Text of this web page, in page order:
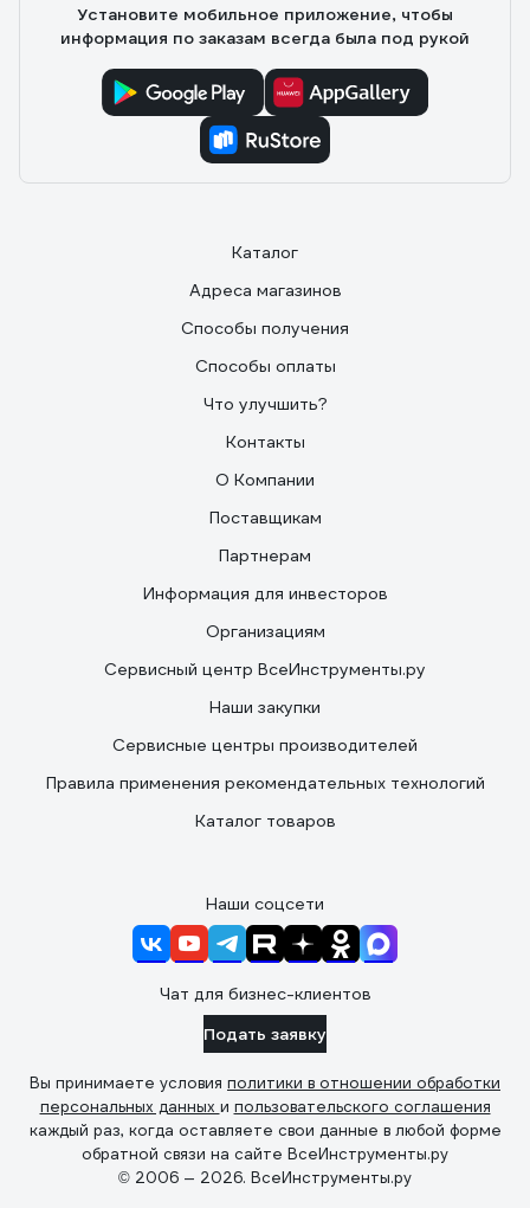
Установите мобильное приложение, чтобы
информация по заказам всегда была под рукой
Каталог
Адреса магазинов
Способы получения
Способы оплаты
Что улучшить?
Контакты
О Компании
Поставщикам
Партнерам
Информация для инвесторов
Организациям
Сервисный центр ВсеИнструменты.ру
Наши закупки
Сервисные центры производителей
Правила применения рекомендательных технологий
Каталог товаров
Наши соцсети
Чат для бизнес-клиентов
Подать заявку
Вы принимаете условия политики в отношении обработки
персональных данных и пользовательского соглашения
каждый раз, когда оставляете свои данные в любой форме
обратной связи на сайте ВсеИнструменты.ру
© 2006 — 2026. ВсеИнструменты.ру